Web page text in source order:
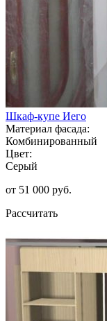
Шкаф-купе Иего
Материал фасада:
Комбинированный
Цвет:
Серый
от 51 000 руб.
Рассчитать